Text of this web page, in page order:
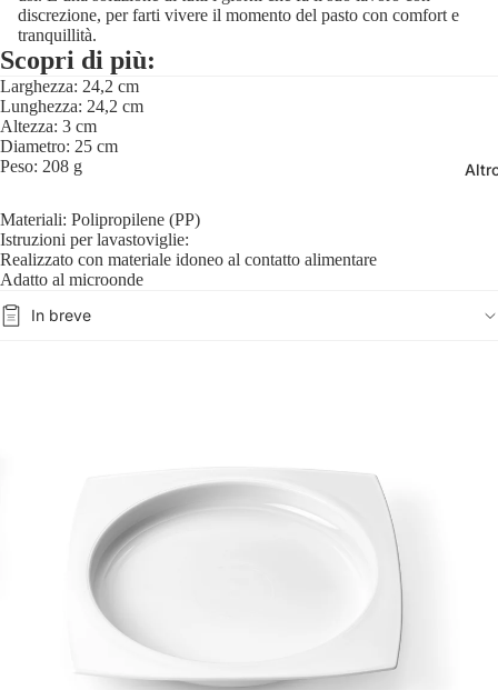
discrezione, per farti vivere il momento del pasto con comfort e
tranquillità.
Scopri di più:
Larghezza: 24,2 cm
Lunghezza: 24,2 cm
Altezza: 3 cm
Diametro: 25 cm
Peso: 208 g
Materiali: Polipropilene (PP)
Istruzioni per lavastoviglie:
Realizzato con materiale idoneo al contatto alimentare
Adatto al microonde
In breve